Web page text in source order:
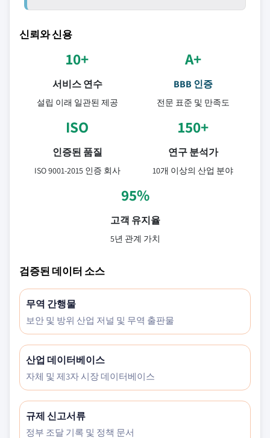
신뢰와 신용
10+
서비스 연수
설립 이래 일관된 제공
A+
BBB 인증
전문 표준 및 만족도
ISO
인증된 품질
ISO 9001-2015 인증 회사
150+
연구 분석가
10개 이상의 산업 분야
95%
고객 유지율
5년 관계 가치
검증된 데이터 소스
무역 간행물
보안 및 방위 산업 저널 및 무역 출판물
산업 데이터베이스
자체 및 제3자 시장 데이터베이스
규제 신고서류
정부 조달 기록 및 정책 문서